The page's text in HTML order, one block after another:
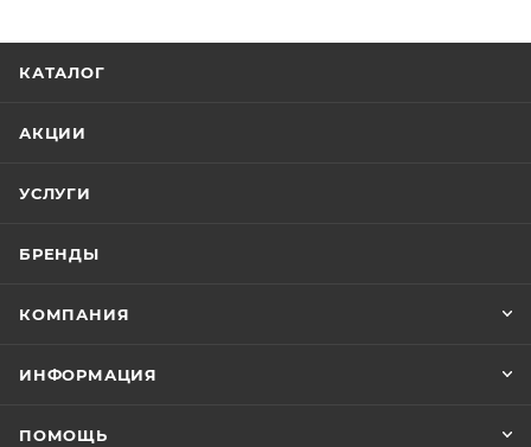
КАТАЛОГ
АКЦИИ
УСЛУГИ
БРЕНДЫ
КОМПАНИЯ
ИНФОРМАЦИЯ
ПОМОЩЬ